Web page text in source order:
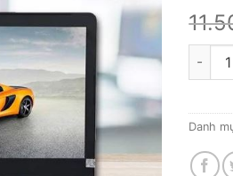
Dell
Danh